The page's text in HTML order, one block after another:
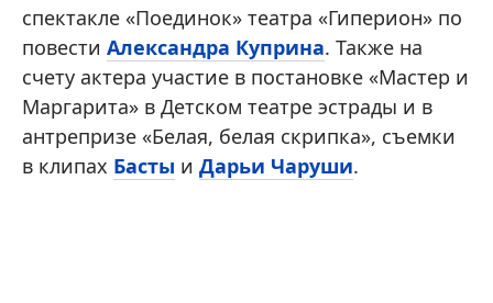
спектакле «Поединок» театра «Гиперион» по
повести Александра Куприна. Также на
счету актера участие в постановке «Мастер и
Маргарита» в Детском театре эстрады и в
антрепризе «Белая, белая скрипка», съемки
в клипах Басты и Дарьи Чаруши.